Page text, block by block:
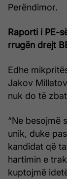
Perëndimor.
Raporti i PE-
rrugën drejt
Edhe
Jakov
nuk do të
“Ne besojmë
unik, duke
kandidat që
hartimin e
kuptojmë